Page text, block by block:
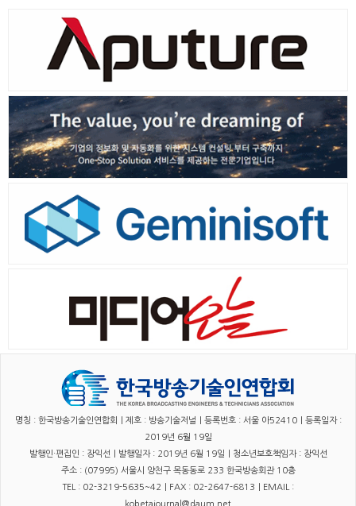
명칭 : 한국방송기술인연합회｜제호 : 방송기술저널｜등록번호 : 서울 아52410｜등록일자 :
2019년 6월 19일
발행인·편집인 : 장익선｜발행일자 : 2019년 6월 19일｜청소년보호책임자 : 장익선
주소 : (07995) 서울시 양천구 목동동로 233 한국방송회관 10층
TEL : 02-3219-5635~42｜FAX : 02-2647-6813｜EMAIL :